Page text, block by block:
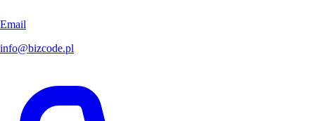
Email
info@bizcode.pl